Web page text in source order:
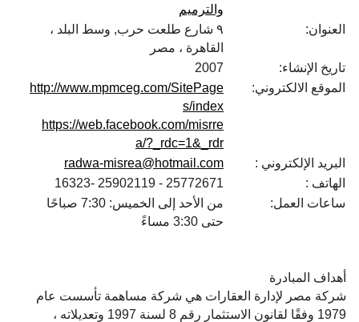
والترميم
العنوان:
٩ شارع طلعت حرب, وسط البلد ،
القاهرة ، مصر
تاريخ الإنشاء:
2007
الموقع الالكتروني:
http://www.mpmceg.com/SitePage
s/index
https://web.facebook.com/misrre
a/?_rdc=1&_rdr
البريد الإلكتروني :
radwa-misrea@hotmail.com
الهاتف :
25772671 - 25902119 -16323
ساعات العمل:
من الأحد إلى الخميس: 7:30 صباحًا
حتى 3:30 مساءً
أهداف المبادرة
شركة مصر لإدارة العقارات هي شركة مساهمة تأسست عام
1979 وفقًا لقانون الاستثمار رقم 8 لسنة 1997 وتعديلاته ،